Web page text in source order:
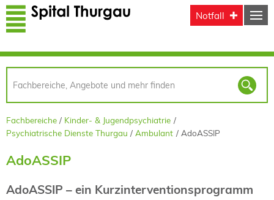
Direkt zum Inhalt
Notfall
Fachbereiche
Kinder- & Jugendpsychiatrie
Psychiatrische Dienste Thurgau
Ambulant AdoASSIP
AdoASSIP
AdoASSIP – ein Kurzinterventionsprogramm